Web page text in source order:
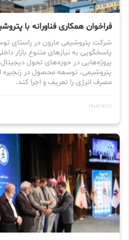
فراخوان همکاری فناورانه با
شرکت پتروشیمی مارون در راستای
پاسخگویی به نیازهای متنوع بازار
پروژه‌هایی در حوزه‌های تحول
پتروشیمی، توسعه محصول در
مصرف انرژی را تعریف و اجرا کند.
1404/7/17